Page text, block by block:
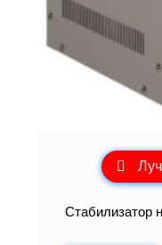
Стабилизатор